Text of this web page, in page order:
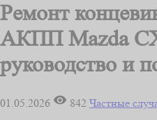
Ремонт
АКПП Mazda
руководство и
01.05.2026 842 Частные